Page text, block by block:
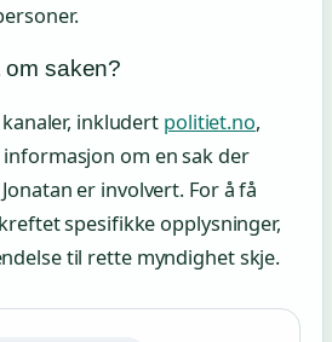
om saken?
inkludert politiet.no,
om en sak der
er involvert. For å få
spesifikke opplysninger,
til rette myndighet skje.